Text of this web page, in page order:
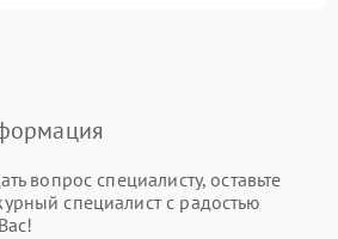
вопрос специалисту, оставьте
специалист с радостью